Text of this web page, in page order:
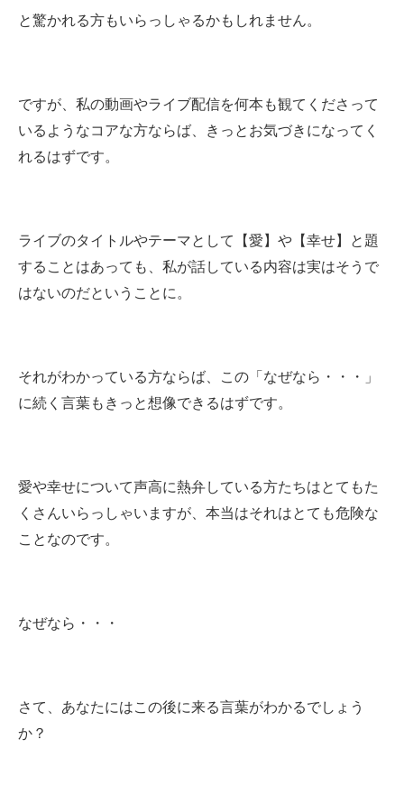
と驚かれる方もいらっしゃるかもしれません。
ですが、私の動画やライブ配信を何本も観てくださって
いるようなコアな方ならば、きっとお気づきになってく
れるはずです。
ライブのタイトルやテーマとして【愛】や【幸せ】と題
することはあっても、私が話している内容は実はそうで
はないのだということに。
それがわかっている方ならば、この「なぜなら・・・」
に続く言葉もきっと想像できるはずです。
愛や幸せについて声高に熱弁している方たちはとてもた
くさんいらっしゃいますが、本当はそれはとても危険な
ことなのです。
なぜなら・・・
さて、あなたにはこの後に来る言葉がわかるでしょう
か？